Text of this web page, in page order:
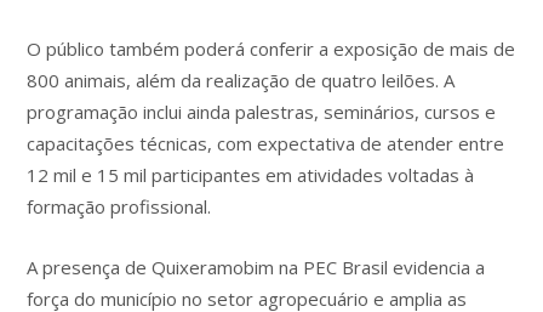
O público também poderá conferir a exposição de mais de
800 animais, além da realização de quatro leilões. A
programação inclui ainda palestras, seminários, cursos e
capacitações técnicas, com expectativa de atender entre
12 mil e 15 mil participantes em atividades voltadas à
formação profissional.
A presença de Quixeramobim na PEC Brasil evidencia a
força do município no setor agropecuário e amplia as